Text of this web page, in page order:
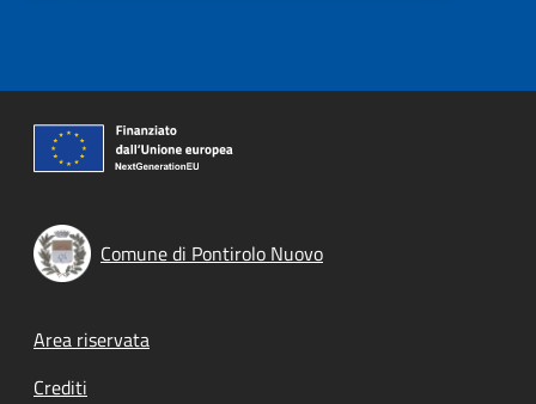
Comune di Pontirolo Nuovo
Footer menu
Area riservata
Crediti